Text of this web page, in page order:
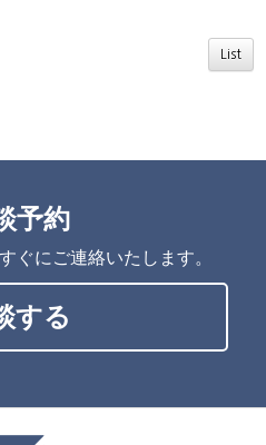
List
予約
ぐにご連絡いたします。
する